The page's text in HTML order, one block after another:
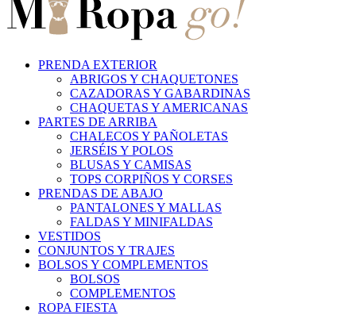
PRENDA EXTERIOR
ABRIGOS Y CHAQUETONES
CAZADORAS Y GABARDINAS
CHAQUETAS Y AMERICANAS
PARTES DE ARRIBA
CHALECOS Y PAÑOLETAS
JERSÉIS Y POLOS
BLUSAS Y CAMISAS
TOPS CORPIÑOS Y CORSES
PRENDAS DE ABAJO
PANTALONES Y MALLAS
FALDAS Y MINIFALDAS
VESTIDOS
CONJUNTOS Y TRAJES
BOLSOS Y COMPLEMENTOS
BOLSOS
COMPLEMENTOS
ROPA FIESTA